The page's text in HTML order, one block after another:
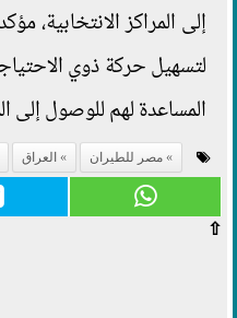
إلى المراكز الانتخابية،
لتسهيل حركة ذوي
المساعدة لهم للوصول إلى
مصر للطيران العراق
⇧